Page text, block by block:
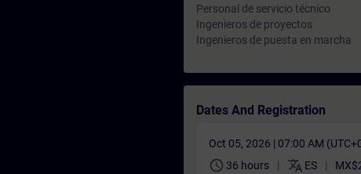
Personal de servicio técnico
Ingenieros de proyectos
Ingenieros de puesta en marcha
Dates And Registration
Oct 05, 2026 | 07:00 AM
schedule 36 hours translate ES